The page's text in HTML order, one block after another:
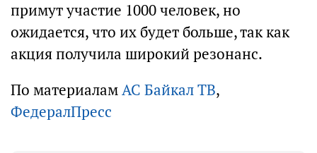
примут участие 1000 человек, но
ожидается, что их будет больше, так как
акция получила широкий резонанс.
По материаламАС Байкал ТВ,
ФедералПресс